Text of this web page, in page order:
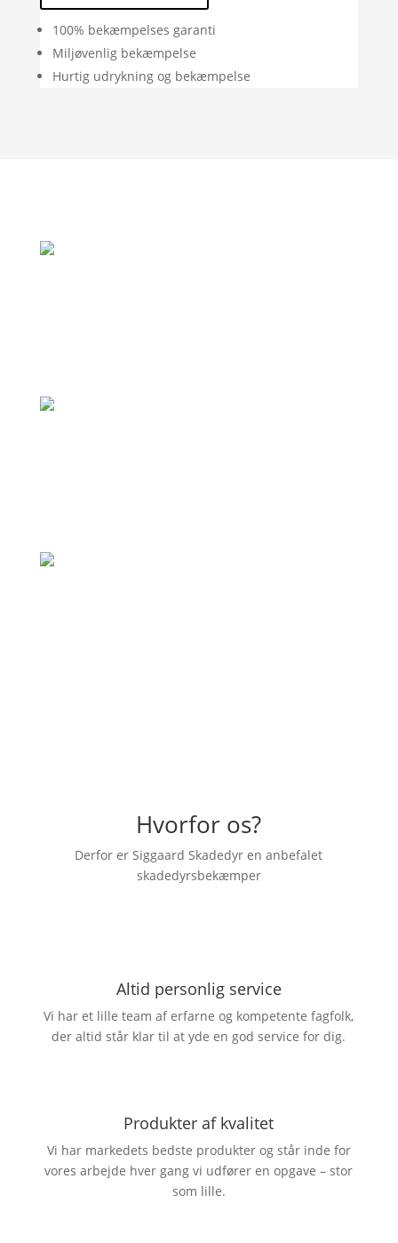
100% bekæmpelses garanti
Miljøvenlig bekæmpelse
Hurtig udrykning og bekæmpelse
Hvorfor os?
Derfor er Siggaard Skadedyr en anbefalet
skadedyrsbekæmper
Altid personlig service
Vi har et lille team af erfarne og kompetente fagfolk,
der altid står klar til at yde en god service for dig.
Produkter af kvalitet
Vi har markedets bedste produkter og står inde for
vores arbejde hver gang vi udfører en opgave – stor
som lille.